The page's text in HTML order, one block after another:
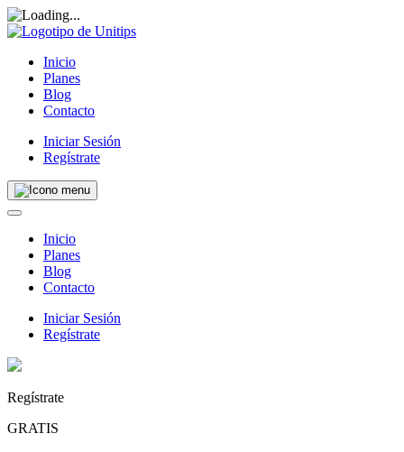
Inicio
Planes
Blog
Contacto
Iniciar Sesión
Regístrate
Inicio
Planes
Blog
Contacto
Iniciar Sesión
Regístrate
Regístrate
GRATIS